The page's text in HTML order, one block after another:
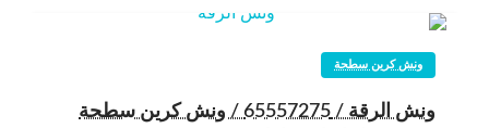
ونش كرين سطحة
ونش الرقة / 65557275 / ونش كرين سطحة